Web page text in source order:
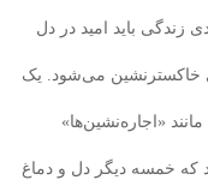
زندگی باید امید در دل
خاکسترنشین می‌شود. یک
«اجاره‌نشین‌ها»
که خمسه دیگر دل و دماغ